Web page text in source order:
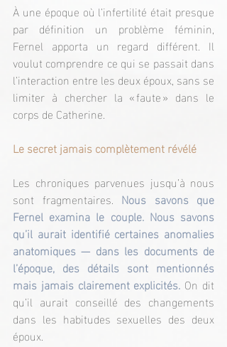
À une époque où l’infertilité était presque
par définition un problème féminin,
Fernel apporta un regard différent. Il
voulut comprendre ce qui se passait dans
l’interaction entre les deux époux, sans se
limiter à chercher la « faute » dans le
corps de Catherine.
Le secret jamais complètement révélé
Les chroniques parvenues jusqu’à nous
sont fragmentaires. Nous savons que
Fernel examina le couple. Nous savons
qu’il aurait identifié certaines anomalies
anatomiques — dans les documents de
l’époque, des détails sont mentionnés
mais jamais clairement explicités. On dit
qu’il aurait conseillé des changements
dans les habitudes sexuelles des deux
époux.